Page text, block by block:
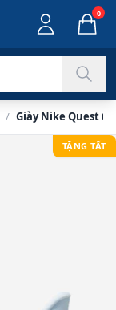
0
/ Giày Nike Quest 6
TẶNG TẤT